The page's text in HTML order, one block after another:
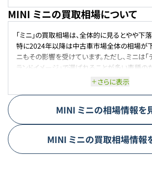
されている。
MINI ミニの買取相場について
「ミニ」の買取相場は、全体的に見るとやや下
特に2024年以降は中古車市場全体の相場が下
ニもその影響を受けています。ただし、ミニは「
ランドイメージ」で選ばれることが多い車種の
は根強くあります。特にクーパーSやジョンク
が期待できるケースもあります。一方で、スタン
や過走行車、年式が古いモデルは相場がやや厳
い査定額になることも少なくありません。また
く、それが中古市場での価格に影響しています
ル車」とは言いにくいものの、ミニならではの
さらに表示
MINI ミニの相場情報を
MINI ミニの買取相場情報